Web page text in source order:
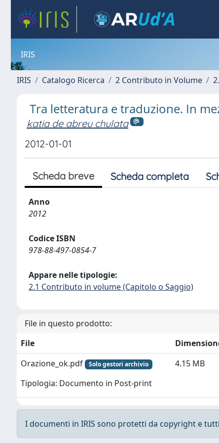
IRIS
IRIS Catalogo Ricerca 2 Contributo in Volume
Tra letteratura e traduzione. In
katia de abreu chulata
2012-01-01
Scheda breve Scheda completa
Anno
2012
Codice ISBN
978-88-497-0854-7
Appare nelle tipologie:
2.1 Contributo in volume (Capitolo o Saggio)
File in questo prodotto:
File
Orazione_ok.pdf
Solo gestori archivio
Tipologia: Documento in Post-print
4.15 MB
I documenti in IRIS sono protetti da copyright e